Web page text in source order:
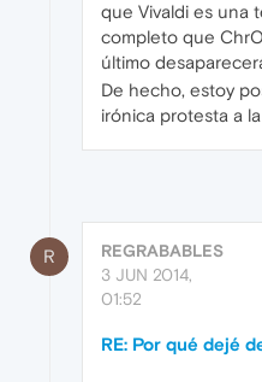
que Vivaldi es una
completo que
último
De hecho, estoy
irónica protesta a
R
REGRABABLES
3 JUN 2014,
01:52
RE: Por qué dejé